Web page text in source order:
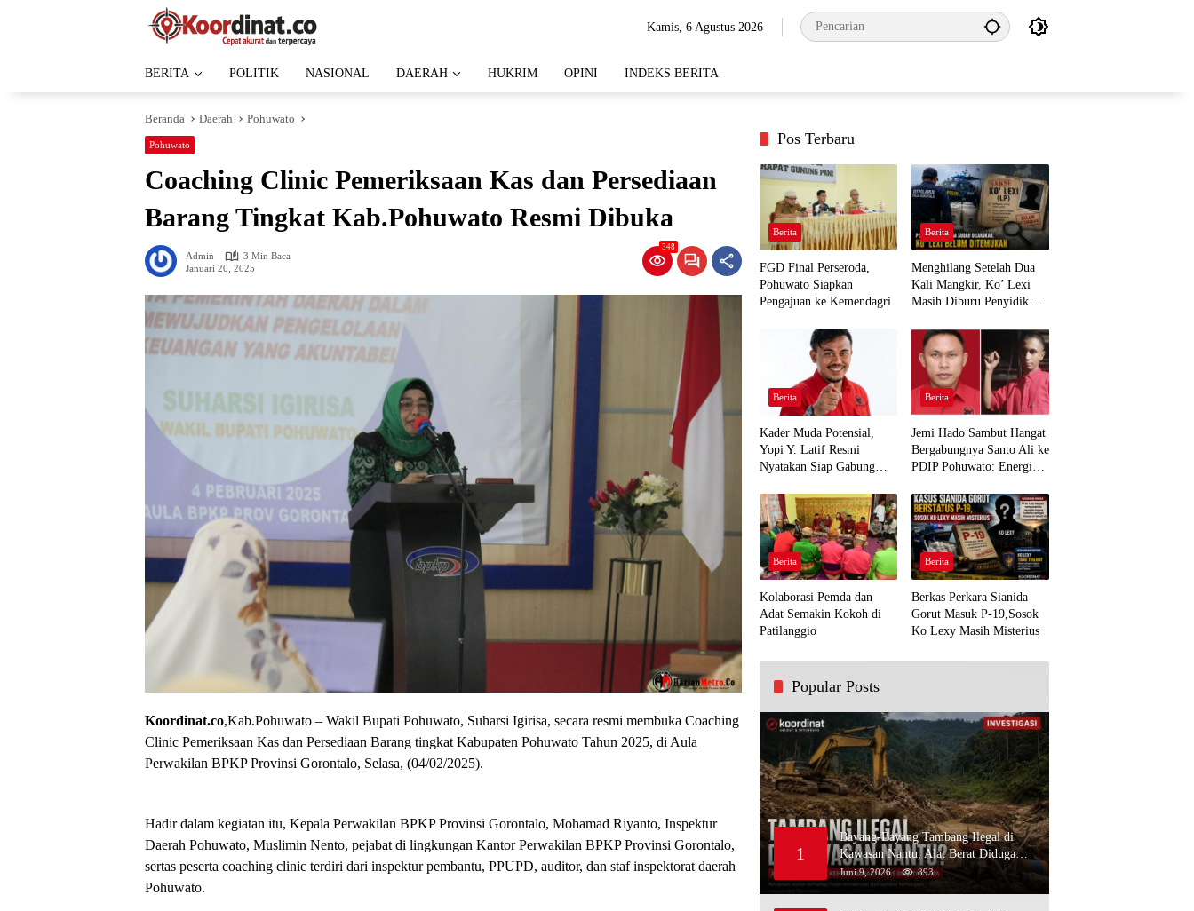
Kamis, 6 Agustus 2026
BERITA POLITIK NASIONAL DAERAH HUKRIM OPINI INDEKS BERITA
Beranda Daerah Pohuwato
Pohuwato
Coaching Clinic Pemeriksaan Kas dan Persediaan
Barang Tingkat Kab.Pohuwato Resmi Dibuka
Admin
3 Min Baca
Januari 20, 2025
348
Koordinat.co,Kab.Pohuwato – Wakil Bupati Pohuwato, Suharsi Igirisa, secara resmi membuka Coaching
Clinic Pemeriksaan Kas dan Persediaan Barang tingkat Kabupaten Pohuwato Tahun 2025, di Aula
Perwakilan BPKP Provinsi Gorontalo, Selasa, (04/02/2025).
Hadir dalam kegiatan itu, Kepala Perwakilan BPKP Provinsi Gorontalo, Mohamad Riyanto, Inspektur
Daerah Pohuwato, Muslimin Nento, pejabat di lingkungan Kantor Perwakilan BPKP Provinsi Gorontalo,
sertas peserta coaching clinic terdiri dari inspektur pembantu, PPUPD, auditor, dan staf inspektorat daerah
Pohuwato.
Pos Terbaru
Berita
FGD Final Perseroda,
Pohuwato Siapkan
Pengajuan ke Kemendagri
Berita
Menghilang Setelah Dua
Kali Mangkir, Ko’ Lexi
Masih Diburu Penyidik
Berita
Kader Muda Potensial,
Yopi Y. Latif Resmi
Nyatakan Siap Gabung
Demi Kawal Aspirasi Bumi
Panua
Berita
Jemi Hado Sambut Hangat
Bergabungnya Santo Ali ke
PDIP Pohuwato: Energi
Rakyat
Berita
Kolaborasi Pemda dan
Adat Semakin Kokoh di
Patilanggio
Berita
Berkas Perkara Sianida
Gorut Masuk P-19,Sosok
Ko Lexy Masih Misterius
Popular Posts
1
Bayang-Bayang Tambang Ilegal di
Kawasan Nantu, Alat Berat Diduga
Kembali Menembus Hutan Sapa
Juni 9, 2026 893